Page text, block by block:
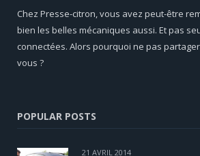
Chez Presse-citron, vous avez peut-être
bien les belles mécaniques aussi. Et pas
connectées. Alors pourquoi ne pas
vous ?
POPULAR POSTS
21 AVRIL 2014